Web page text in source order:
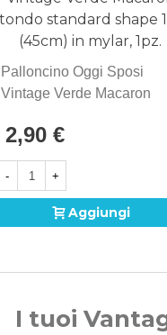
Palloncino Oggi Sposi
Vintage Verde Macaron
18" (45cm) In Mylar, 1pz.
2,90 €
- +
Aggiungi
I tuoi